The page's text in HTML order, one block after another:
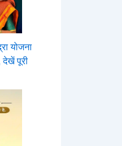
योजना
देखें पूरी